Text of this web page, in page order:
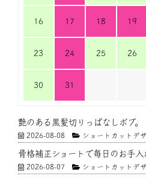
16 17 18 19
23 24 25 26
30 31
艶のある黒髪切りっぱなしボブ。
2026-08-08 ショートカットデ
骨格補正ショートで毎日のお手
2026-08-07 ショートカットデ